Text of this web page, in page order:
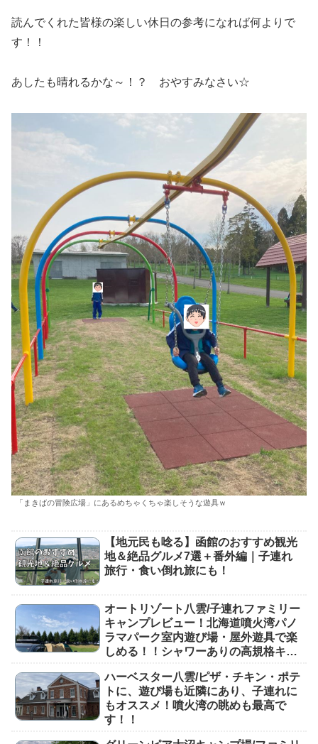
読んでくれた皆様の楽しい休日の参考になれば何よりで
す！！
あしたも晴れるかな～！？ おやすみなさい☆
「まきばの冒険広場」にあるめちゃくちゃ楽しそうな遊具ｗ
【地元民も唸る】函館のおすすめ観光
地＆絶品グルメ7選＋番外編｜子連れ
旅行・食い倒れ旅にも！
オートリゾート八雲/子連れファミリー
キャンプレビュー！北海道噴火湾パノ
ラマパーク室内遊び場・屋外遊具で楽
しめる！！シャワーありの高規格キャ
ハーベスター八雲/ピザ・チキン・ポテ
トに、遊び場も近隣にあり、子連れに
もオススメ！噴火湾の眺めも最高で
す！！